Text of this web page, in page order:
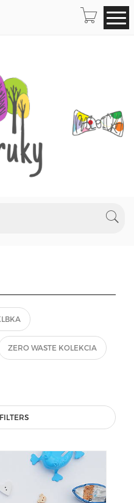
ZERO WASTE KOLEKCIA